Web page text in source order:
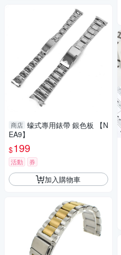
商店 蠔式專用錶帶 銀色板 【N
EA9】
$199
活動 券
加入購物車